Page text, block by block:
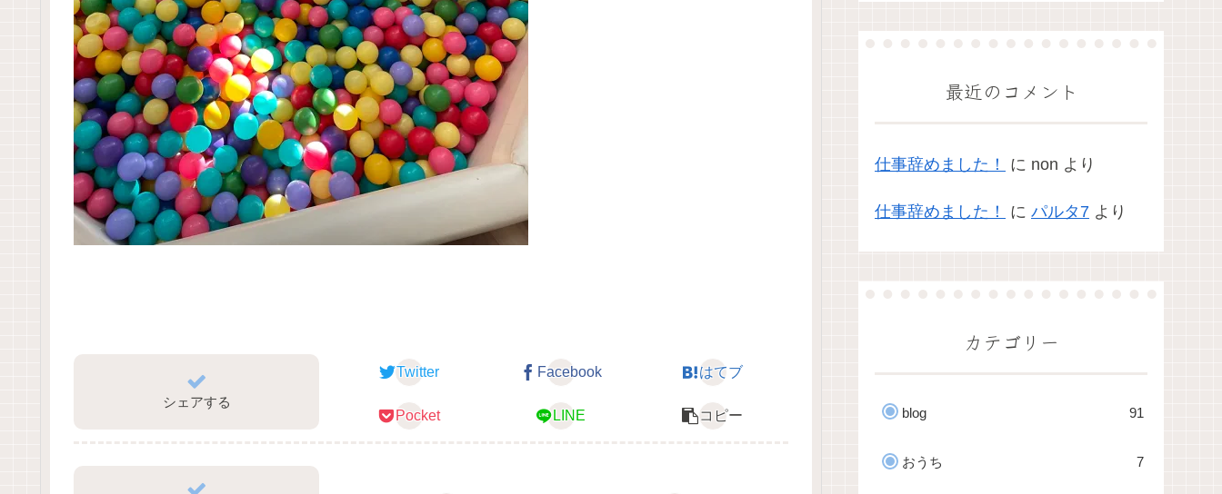
シェアする
Twitter Facebook はてブ
Pocket LINE コピー
最近のコメント
仕事辞めました！ に non より
仕事辞めました！ に パルタ7 より
カテゴリー
blog 91
おうち 7